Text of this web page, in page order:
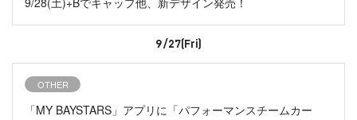
9/27(Fri)
OTHER
「MY BAYSTARS」アプリに「パフォーマンスチームカー